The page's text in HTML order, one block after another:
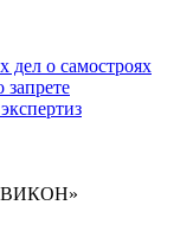
дел о самостроях
запрете